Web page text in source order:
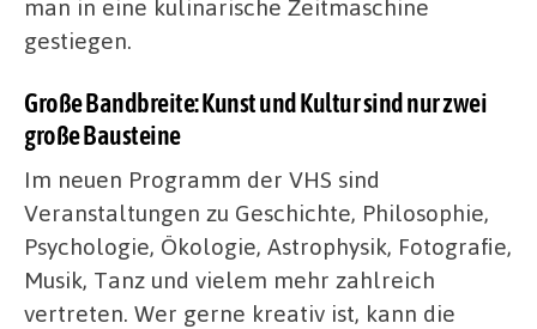
man in eine kulinarische Zeitmaschine
gestiegen.
Große Bandbreite: Kunst und Kultur sind nur zwei
große Bausteine
Im neuen Programm der VHS sind
Veranstaltungen zu Geschichte, Philosophie,
Psychologie, Ökologie, Astrophysik, Fotografie,
Musik, Tanz und vielem mehr zahlreich
vertreten. Wer gerne kreativ ist, kann die